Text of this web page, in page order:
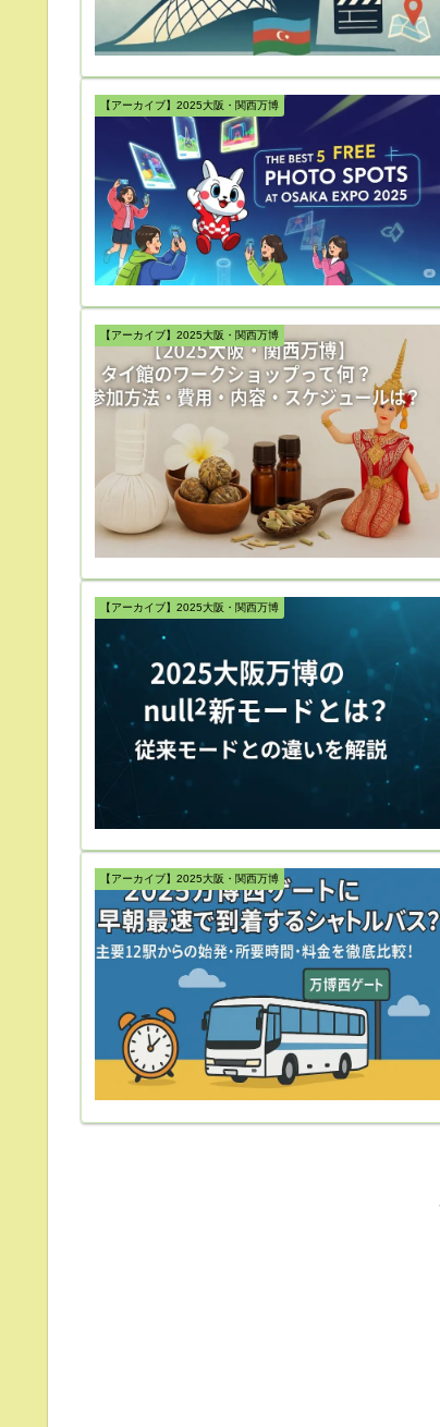
【アーカイブ】2025大阪・関西万博
【アーカイブ】2025大阪・関西万博
【アーカイブ】2025大阪・関西万博
【アーカイブ】2025大阪・関西万博